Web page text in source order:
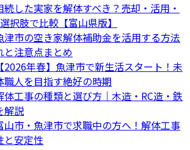
続した実家を解体すべき？売却・活用・
択肢で比較【富山県版】
津市の空き家解体補助金を活用する方法
と注意点まとめ
【2026年春】魚津市で新生活スタート！未
職人を目指す絶好の時期
体工事の種類と選び方｜木造・RC造・鉄
解説
山市・魚津市で求職中の方へ！解体工事
と安定性